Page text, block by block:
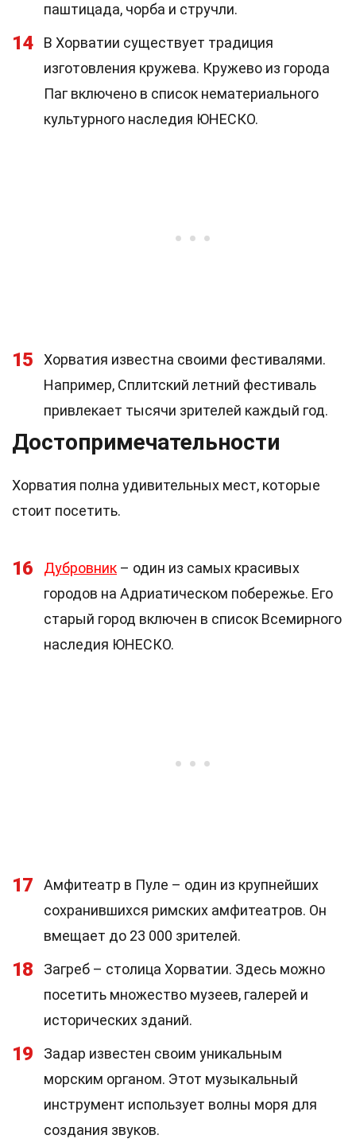
паштицада, чорба и стручли.
14
В Хорватии существует традиция
изготовления кружева. Кружево из города
Паг включено в список нематериального
культурного наследия ЮНЕСКО.
15
Хорватия известна своими фестивалями.
Например, Сплитский летний фестиваль
привлекает тысячи зрителей каждый год.
Достопримечательности
Хорватия полна удивительных мест, которые
стоит посетить.
16 Дубровник – один из самых красивых
городов на Адриатическом побережье. Его
старый город включен в список Всемирного
наследия ЮНЕСКО.
17
Амфитеатр в Пуле – один из крупнейших
сохранившихся римских амфитеатров. Он
вмещает до 23 000 зрителей.
18
Загреб – столица Хорватии. Здесь можно
посетить множество музеев, галерей и
исторических зданий.
19
Задар известен своим уникальным
морским органом. Этот музыкальный
инструмент использует волны моря для
создания звуков.